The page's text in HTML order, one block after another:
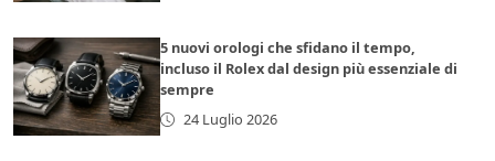
5 nuovi orologi che sfidano il tempo,
incluso il Rolex dal design più essenziale di
sempre
24 Luglio 2026